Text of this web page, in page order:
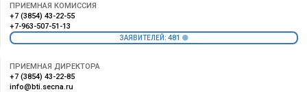
ПРИЕМНАЯ КОМИССИЯ
+7 (3854) 43-22-55
+7-963-507-51-13
ЗАЯВИТЕЛЕЙ: 481
ПРИЕМНАЯ ДИРЕКТОРА
+7 (3854) 43-22-85
info@bti.secna.ru